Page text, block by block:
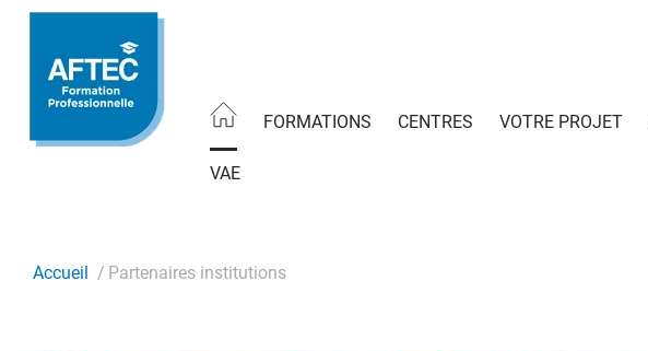
contenu
principal
FORMATIONS CENTRES VOTRE PROJET
VAE
Accueil Partenaires institutions